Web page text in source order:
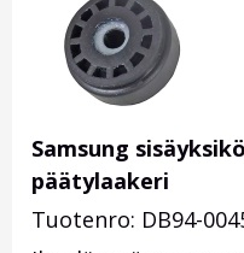
Samsung
päätylaakeri
Tuotenro: DB94-